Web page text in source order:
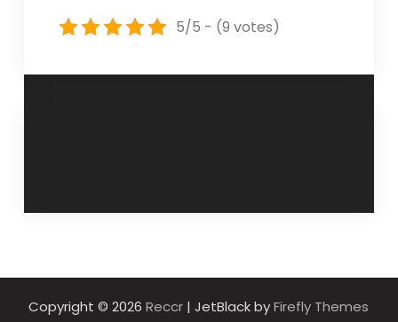
5/5 - (9 votes)
příspěvek
Copyright © 2026Reccr | JetBlack byFirefly Themes